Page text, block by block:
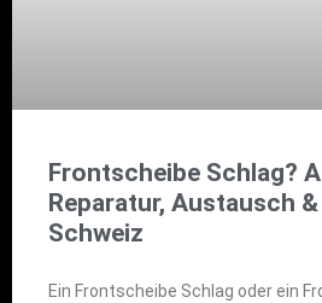
Frontscheibe Schlag?
Reparatur, Austausch
Schweiz
Ein Frontscheibe Schlag oder ein